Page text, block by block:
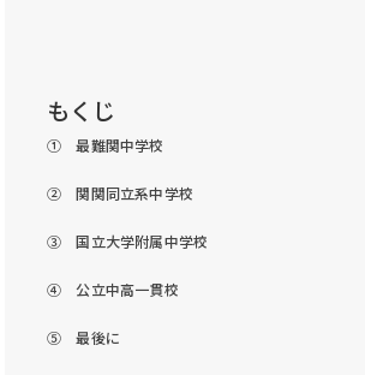
もくじ
① 最難関中学校
② 関関同立系中学校
③ 国立大学附属中学校
④ 公立中高一貫校
⑤ 最後に